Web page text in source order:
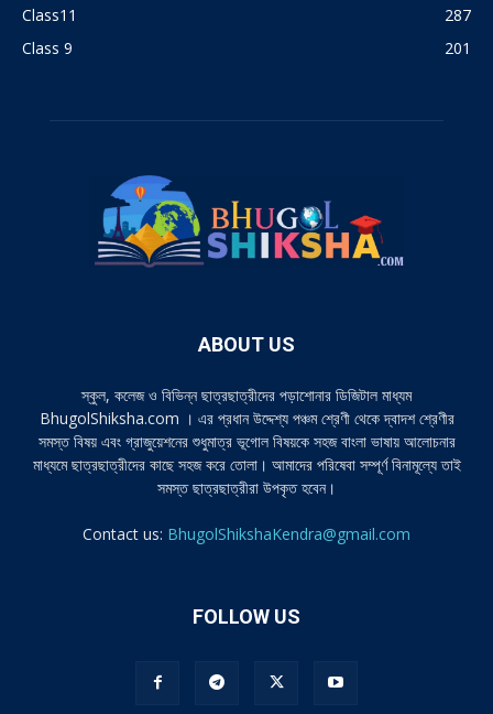
Class11
287
Class 9
201
ABOUT US
স্কুল, কলেজ ও বিভিন্ন ছাত্রছাত্রীদের পড়াশোনার ডিজিটাল মাধ্যম
BhugolShiksha.com । এর প্রধান উদ্দেশ্য পঞ্চম শ্রেণী থেকে দ্বাদশ শ্রেণীর
সমস্ত বিষয় এবং গ্রাজুয়েশনের শুধুমাত্র ভূগোল বিষয়কে সহজ বাংলা ভাষায় আলোচনার
মাধ্যমে ছাত্রছাত্রীদের কাছে সহজ করে তোলা। আমাদের পরিষেবা সম্পূর্ণ বিনামূল্যে তাই
সমস্ত ছাত্রছাত্রীরা উপকৃত হবেন।
Contact us: BhugolShikshaKendra@gmail.com
FOLLOW US